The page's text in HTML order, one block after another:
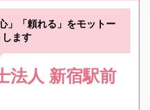
」「頼れる」をモットー
ます
法人 新宿駅前